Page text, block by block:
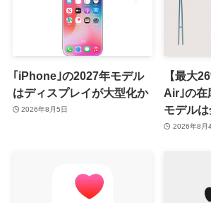
｢iPhone｣の2027年モデル
はディスプレイが大型化か
2026年8月5日
【最大
Air｣の在
モデルは
モデルは
2026年8月